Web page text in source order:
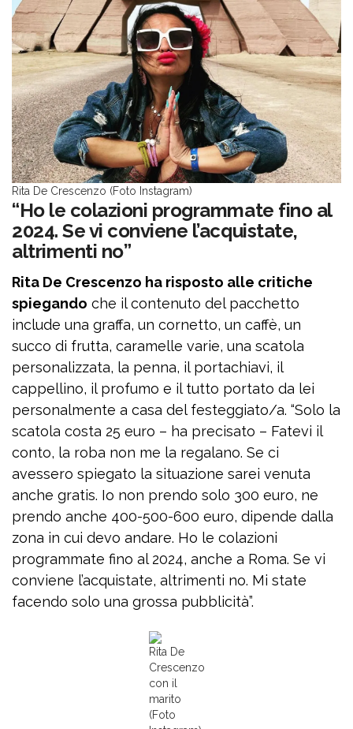
Rita De Crescenzo (Foto Instagram)
“Ho le colazioni programmate fino al
2024. Se vi conviene l’acquistate,
altrimenti no”
Rita De Crescenzo ha risposto alle critiche
spiegando che il contenuto del pacchetto
include una graffa, un cornetto, un caffè, un
succo di frutta, caramelle varie, una scatola
personalizzata, la penna, il portachiavi, il
cappellino, il profumo e il tutto portato da lei
personalmente a casa del festeggiato/a. “Solo la
scatola costa 25 euro – ha precisato – Fatevi il
conto, la roba non me la regalano. Se ci
avessero spiegato la situazione sarei venuta
anche gratis. Io non prendo solo 300 euro, ne
prendo anche 400-500-600 euro, dipende dalla
zona in cui devo andare. Ho le colazioni
programmate fino al 2024, anche a Roma. Se vi
conviene l’acquistate, altrimenti no. Mi state
facendo solo una grossa pubblicità”.
Rita De
Crescenzo
con il
marito
(Foto